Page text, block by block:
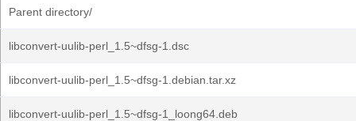
Parent directory/
libconvert-uulib-perl_1.5~dfsg-1.dsc
libconvert-uulib-perl_1.5~dfsg-1.debian.tar.xz
libconvert-uulib-perl_1.5~dfsg-1_loong64.deb